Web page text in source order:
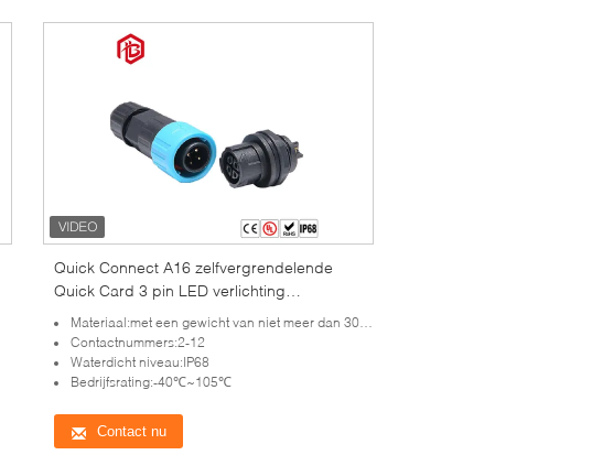
Quick Connect A16 zelfvergrendelende
Quick Card 3 pin LED verlichting
waterdichte connector
Materiaal:met een gewicht van niet meer dan 30 g/m2
Contactnummers:2-12
Waterdicht niveau:IP68
Bedrijfsrating:-40℃~105℃
Contact nu